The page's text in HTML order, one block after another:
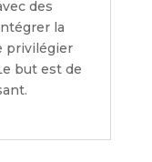
des
la
privilégier
but est de